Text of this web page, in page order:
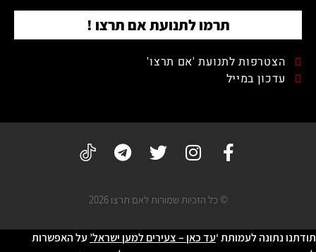
תרמו לתנועת אם תרצו !
הצטרפות לתנועת 'אם תרצו'
עדכון במייל
© כל הזכיות שמורות לאם תרצו 2026
תודתנו נתונה לעמותת ‘עד כאן – צעירים למען ישראל’ על האפשרות